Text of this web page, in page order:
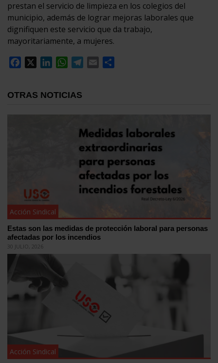
prestan el servicio de limpieza en los colegios del
municipio, además de lograr mejoras laborales que
dignifiquen este servicio que da trabajo,
mayoritariamente, a mujeres.
Facebook
LinkedInWhatsApp
Telegram
Email
OTRAS NOTICIAS
Acción Sindical
Estas son las medidas de protección laboral para personas
afectadas por los incendios
30 JULIO, 2026
Acción Sindical